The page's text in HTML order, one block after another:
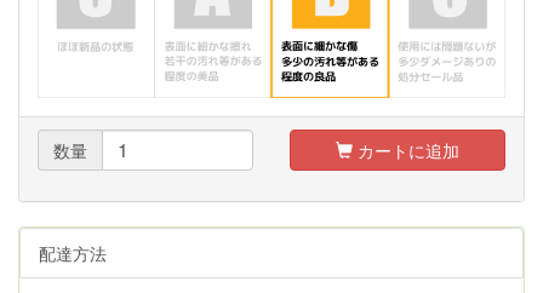
数量 カートに追加
配達方法